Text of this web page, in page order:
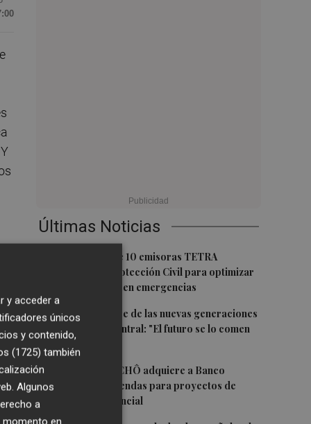
Últimas Noticias
Bétera adquiere 10 emisoras TETRA
destinadas a Protección Civil para optimizar
la coordinación en emergencias
2 La incertidumbre de las nuevas generaciones
del Mercado Central: "El futuro se lo comen
los turistas"
3
La Socimi tuTECHÔ adquiere a Banco
Sabadell 23 viviendas para proyectos de
inclusión residencial
y acceder a
únicos
y contenido,
(1725) también
Algunos
a
momento en